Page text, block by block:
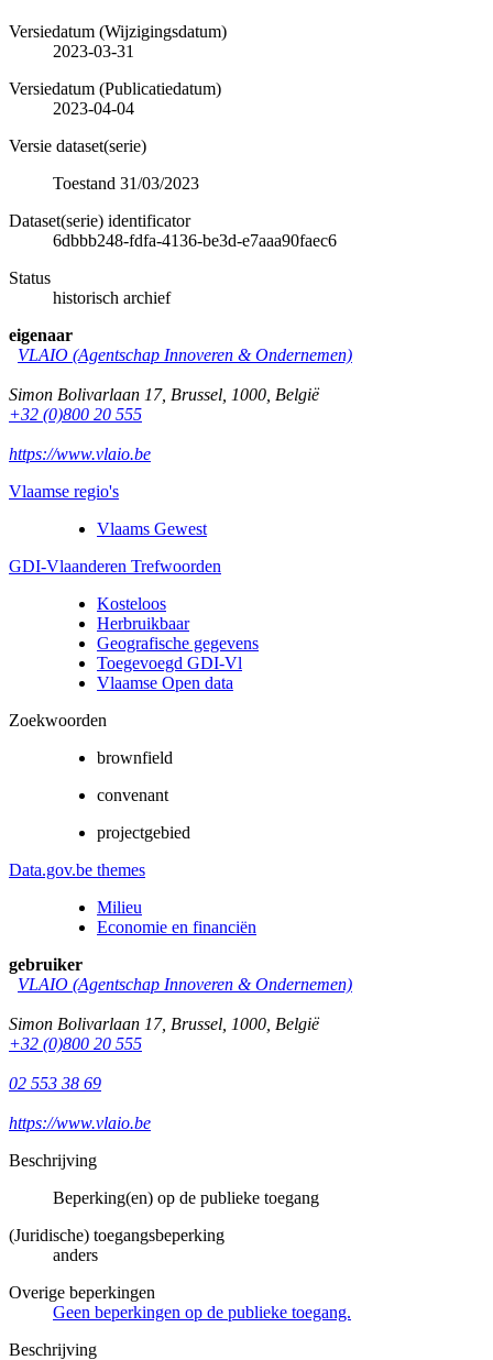
Versiedatum (Wijzigingsdatum)
2023-03-31
Versiedatum (Publicatiedatum)
2023-04-04
Versie dataset(serie)
Toestand 31/03/2023
Dataset(serie) identificator
6dbbb248-fdfa-4136-be3d-e7aaa90faec6
Status
historisch archief
eigenaar
VLAIO (Agentschap Innoveren & Ondernemen)
Simon Bolivarlaan 17, Brussel 1000 België
+32 (0)800 20 555
https://www.vlaio.be
Vlaamse regio's
Vlaams Gewest
GDI-Vlaanderen Trefwoorden
Kosteloos
Herbruikbaar
Geografische gegevens
Toegevoegd GDI-Vl
Vlaamse Open data
Zoekwoorden
brownfield
convenant
projectgebied
Data.gov.be themes
Milieu
Economie en financiën
gebruiker
VLAIO (Agentschap Innoveren & Ondernemen)
Simon Bolivarlaan 17, Brussel 1000 België
+32 (0)800 20 555
02 553 38 69
https://www.vlaio.be
Beschrijving
Beperking(en) op de publieke toegang
(Juridische) toegangsbeperking
anders
Overige beperkingen
Geen beperkingen op de publieke toegang.
Beschrijving